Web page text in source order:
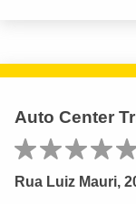
Auto Center
Rua Luiz Mauri,